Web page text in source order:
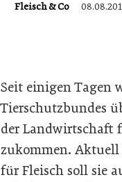
Fleisch & Co
Seit einigen Tagen
Tierschutzbundes
der Landwirtschaft
zukommen. Aktuell
für Fleisch soll sie